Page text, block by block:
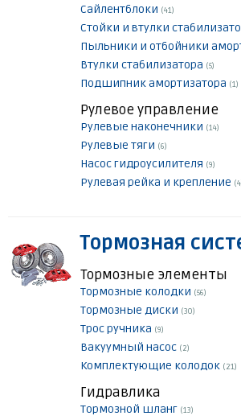
Сайлентблоки (41)
Стойки и втулки
Пыльники и отбойники
Втулки стабилизатора (5)
Подшипник амортизатора (1)
Рулевое управление
Рулевые наконечники (14)
Рулевые тяги (6)
Насос гидроусилителя (9)
Рулевая рейка и крепление
Тормозная
Тормозные элементы
Тормозные колодки (56)
Тормозные диски (30)
Трос ручника (9)
Вакуумный насос (2)
Комплектующие колодок (21)
Гидравлика
Тормозной шланг (13)